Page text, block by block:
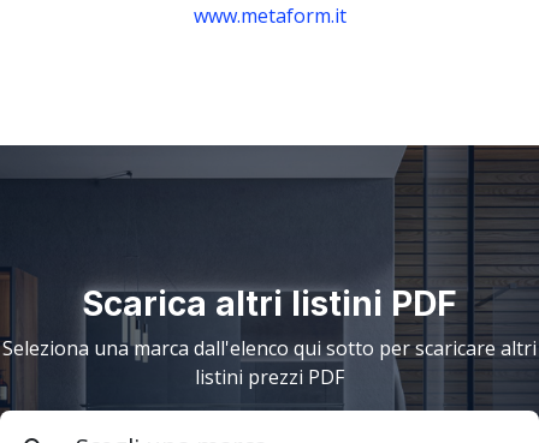
www.metaform.it
Scarica altri listini PDF
Seleziona una marca dall'elenco qui sotto per scaricare altri
listini prezzi PDF